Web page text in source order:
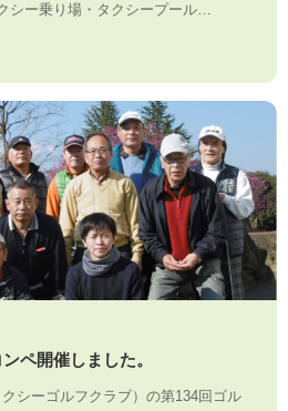
シー乗り場・タクシープール…
ペ開催しました。
シーゴルフクラブ）の第134回ゴル